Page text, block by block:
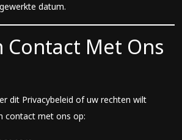
datum.
Contact Met Ons
dit Privacybeleid of uw rechten wilt
contact met ons op: